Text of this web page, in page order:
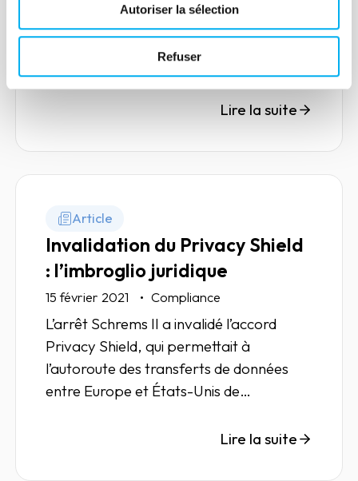
Autoriser la sélection
Refuser
Privacy Protection – Pact. Par ce biais,
elle acquiert une légitimité renforcée en
matière de respect et sécurisation des
données personnelles et affirme sa
volonté d’être reconnue comme une
Lire la suite
Article
Invalidation du Privacy Shield
: l’imbroglio juridique
15 février 2021 Compliance
L’arrêt Schrems II a invalidé l’accord
Privacy Shield, qui permettait à
l’autoroute des transferts de données
entre Europe et États-Unis de
Lire la suite